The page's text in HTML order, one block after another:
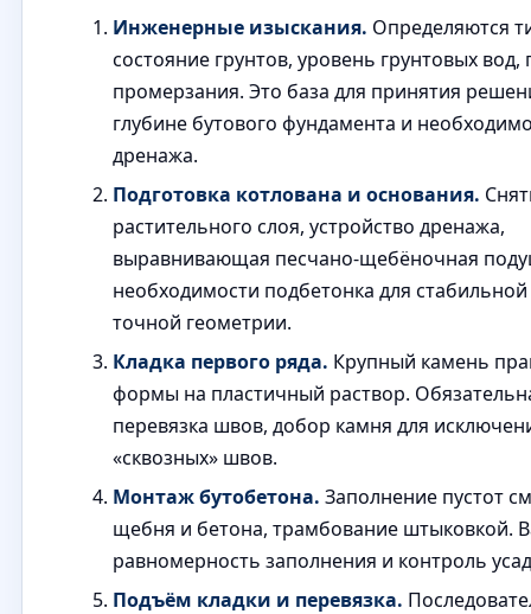
Инженерные изыскания. Определяются
состояние грунтов, уровень грунтовых вод,
промерзания. Это база для принятия
глубине бутового фундамента и
дренажа.
Подготовка котлована и основания.
растительного слоя, устройство дренажа,
выравнивающая песчано-щебёночная
необходимости подбетонка для
точной геометрии.
Кладка первого ряда. Крупный камень
формы на пластичный раствор.
перевязка швов, добор камня для
«сквозных» швов.
Монтаж бутобетона. Заполнение пустот
щебня и бетона, трамбование штыковкой.
равномерность заполнения и контроль
Подъём кладки и перевязка.